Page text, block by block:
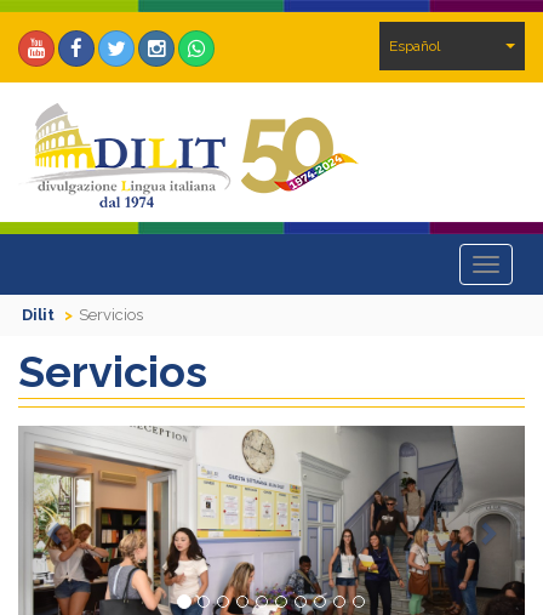
Español
Toggle
Dilit
Servicios
Servicios
Previous